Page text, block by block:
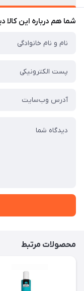
شما هم درباره این کالا
محصولات مرتبط